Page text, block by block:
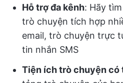
Hỗ trợ đa kênh: Hãy
trò chuyện tích hợp
email, trò chuyện trực
tin nhắn SMS
Tiện ích trò chuyện có